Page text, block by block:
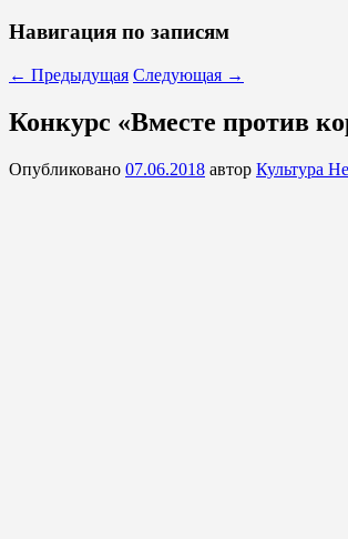
Навигация по записям
← Предыдущая Следующая →
Конкурс «Вместе против
Опубликовано 07.06.2018 автор Культура